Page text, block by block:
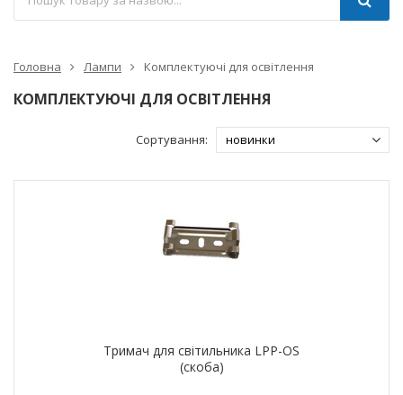
Головна Лампи Комплектуючі для освітлення
КОМПЛЕКТУЮЧІ ДЛЯ ОСВІТЛЕННЯ
Сортування:
Тримач для світильника LPP-OS
(скоба)